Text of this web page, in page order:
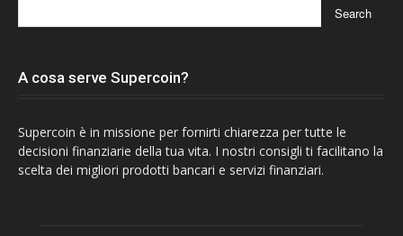
A cosa serve Supercoin?
Supercoin è in missione per fornirti chiarezza per tutte le
decisioni finanziarie della tua vita. I nostri consigli ti facilitano la
scelta dei migliori prodotti bancari e servizi finanziari.